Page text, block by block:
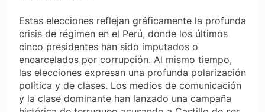
Estas elecciones reflejan gráficamente la profunda
crisis de régimen en el Perú, donde los últimos
cinco presidentes han sido imputados ​​o
encarcelados por corrupción. Al mismo tiempo,
las elecciones expresan una profunda polarización
política y de clases. Los medios de comunicación
y la clase dominante han lanzado una campaña